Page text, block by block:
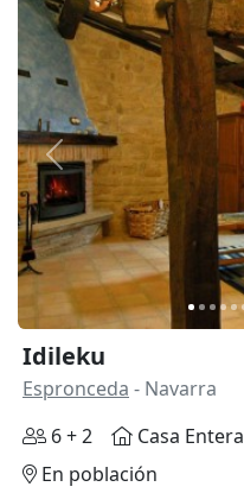
Anterior
Idileku
Espronceda - Navarra
6 + 2
Casa Entera
En población